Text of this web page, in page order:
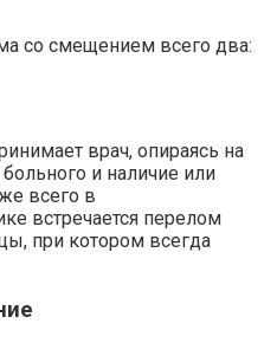
со смещением всего два:
врач, опираясь на
и наличие или
всего в
встречается перелом
при котором всегда